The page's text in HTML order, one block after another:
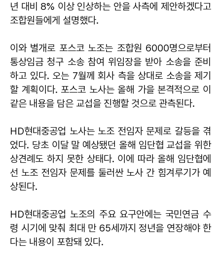
년 대비 8% 이상 인상하는 안을 사측에 제안하겠다고
조합원들에게 설명했다.
이와 별개로 포스코 노조는 조합원 6000명으로부터
통상임금 청구 소송 참여 위임장을 받아 소송을 준비
하고 있다. 오는 7월께 회사 측을 상대로 소송을 제기
할 계획이다. 포스코 노사는 올해 가을 본격적으로 이
같은 내용을 담은 교섭을 진행할 것으로 관측된다.
HD현대중공업 노사는 노조 전임자 문제로 갈등을 겪
었다. 당초 이달 말 예상됐던 올해 임단협 교섭을 위한
상견례도 하지 못한 상태다. 이에 따라 올해 임단협에
선 노조 전임자 문제를 둘러싼 노사 간 힘겨루기가 예
상된다.
HD현대중공업 노조의 주요 요구안에는 국민연금 수
령 시기에 맞춰 최대 만 65세까지 정년을 연장해야 한
다는 내용이 포함돼 있다.